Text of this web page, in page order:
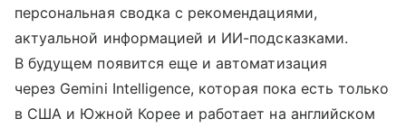
персональная сводка с рекомендациями,
актуальной информацией и ИИ-подсказками.
В будущем появится еще и автоматизация
через Gemini Intelligence, которая пока есть только
в США и Южной Корее и работает на английском